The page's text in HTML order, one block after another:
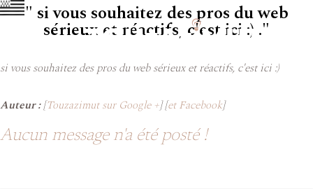
" si vous souhaitez des pros du web
sérieux et réactifs, c'est ici :) ."
si vous souhaitez des pros du web sérieux et réactifs, c'est ici :)
Auteur :[Touzazimut sur Google +] [et Facebook]
Aucun message n'a été posté !